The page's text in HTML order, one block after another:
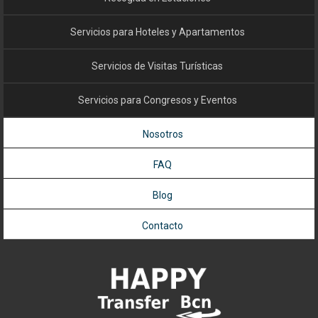
Servicios para Hoteles y Apartamentos
Servicios de Visitas Turísticas
Servicios para Congresos y Eventos
Nosotros
FAQ
Blog
Contacto